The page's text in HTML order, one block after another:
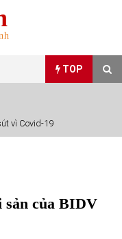
TOP
khẩu nhiều nhất tháng
vì Covid-19
sản của BIDV